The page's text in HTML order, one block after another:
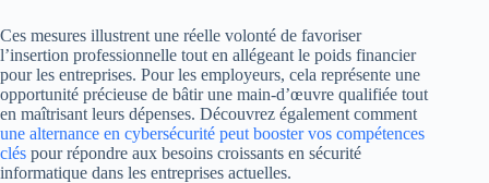
Ces mesures illustrent une réelle volonté de favoriser
l’insertion professionnelle tout en allégeant le poids financier
pour les entreprises. Pour les employeurs, cela représente une
opportunité précieuse de bâtir une main-d’œuvre qualifiée tout
en maîtrisant leurs dépenses. Découvrez également comment
une alternance en cybersécurité peut booster vos compétences
clés pour répondre aux besoins croissants en sécurité
informatique dans les entreprises actuelles.